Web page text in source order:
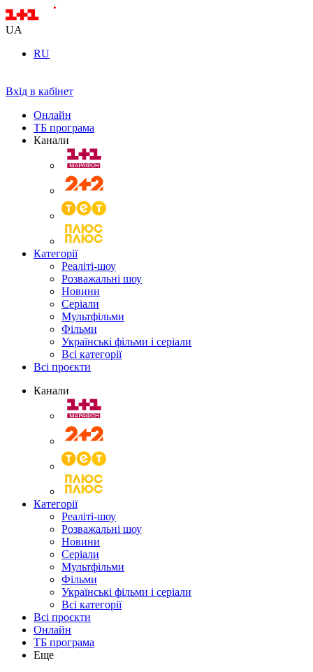
UA
RU
Вхід в кабінет
Онлайн
ТБ програма
Канали
Категорії
Реаліті-шоу
Розважальні шоу
Новини
Серіали
Мультфільми
Фільми
Українські фільми і серіали
Всі категорії
Всі проєкти
Канали
Категорії
Реаліті-шоу
Розважальні шоу
Новини
Серіали
Мультфільми
Фільми
Українські фільми і серіали
Всі категорії
Всі проєкти
Онлайн
ТБ програма
Еще